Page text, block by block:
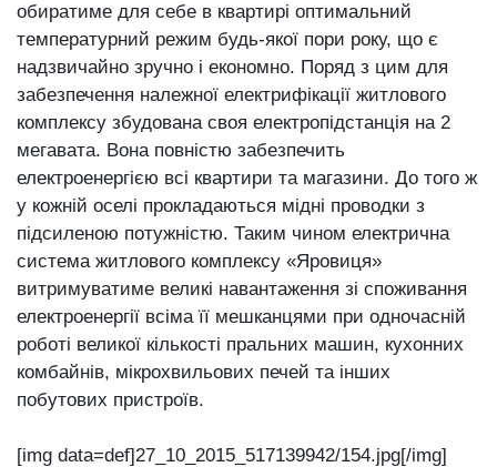
обиратиме для себе в квартирі оптимальний
температурний режим будь-якої пори року, що є
надзвичайно зручно і економно. Поряд з цим для
забезпечення належної електрифікації житлового
комплексу збудована своя електропідстанція на 2
мегавата. Вона повністю забезпечить
електроенергією всі квартири та магазини. До того ж
у кожній оселі прокладаються мідні проводки з
підсиленою потужністю. Таким чином електрична
система житлового комплексу «Яровиця»
витримуватиме великі навантаження зі споживання
електроенергії всіма її мешканцями при одночасній
роботі великої кількості пральних машин, кухонних
комбайнів, мікрохвильових печей та інших
побутових пристроїв.
[img data=def]27_10_2015_517139942/154.jpg[/img]